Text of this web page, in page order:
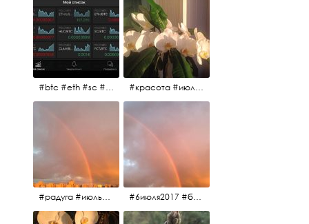
#btc #eth #sc #xrp #etc #maid #sys #naut #strat #pasc #dash #xmr #nxt #usdt #ltc#lsk #zec #str #rep #coin #markets #bitcoin #красота #июльскоеутро
#радуга #июльскоеутро #радугавовсёнебо #6июля2017 #6июля2017 #белыеночи #питерскоеутро #джулаймонинг #июльскоеутро #радугавовсёнебо #радуга #дождик